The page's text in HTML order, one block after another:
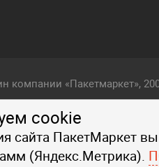
cookie
сайта ПакетМаркет
(Яндекс.Метрика).
компании «Пакетмаркет»,
фирменный стиль, контент,
сайта, являются
стиля, контента, текста,